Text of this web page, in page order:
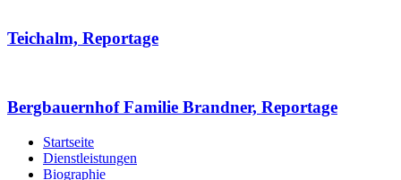
Teichalm, Reportage
Bergbauernhof Familie Brandner, Reportage
Startseite
Dienstleistungen
Biographie